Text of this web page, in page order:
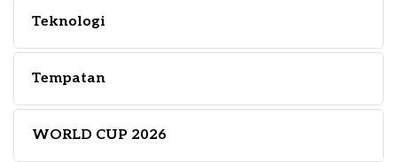
Teknologi
Tempatan
WORLD CUP 2026